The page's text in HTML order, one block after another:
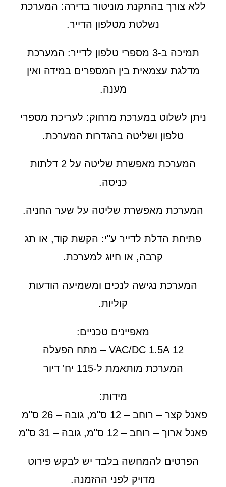
ללא צורך בהתקנת מוניטור בדירה: המערכת
נשלטת מטלפון הדייר.
תמיכה ב-3 מספרי טלפון לדייר: המערכת
מדלגת עצמאית בין המספרים במידה ואין
מענה.
ניתן לשלוט במערכת מרחוק: לעריכת מספרי
טלפון ושליטה בהגדרות המערכת.
המערכת מאפשרת שליטה על 2 דלתות
כניסה.
המערכת מאפשרת שליטה על שער החניה.
פתיחת הדלת לדייר ע"י: הקשת קוד, או תג
קרבה, או חיוג למערכת.
המערכת נגישה לנכים ומשמיעה הודעות
קוליות.
מאפיינים טכניים:
12 VAC/DC 1.5A – מתח הפעלה
המערכת מותאמת ל-115 יח' דיור
מידות:
פאנל קצר – רוחב – 12 ס"מ, גובה – 26 ס"מ
פאנל ארוך – רוחב – 12 ס"מ, גובה – 31 ס"מ
הפרטים להמחשה בלבד יש לבקש פירוט
מדויק לפני ההזמנה.